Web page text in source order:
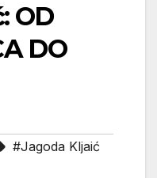
OD
DO
#Jagoda Kljaić